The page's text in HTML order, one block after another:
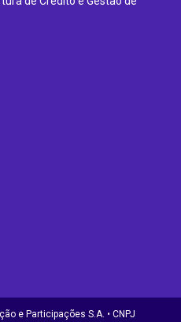
e Participações S.A. • CNPJ